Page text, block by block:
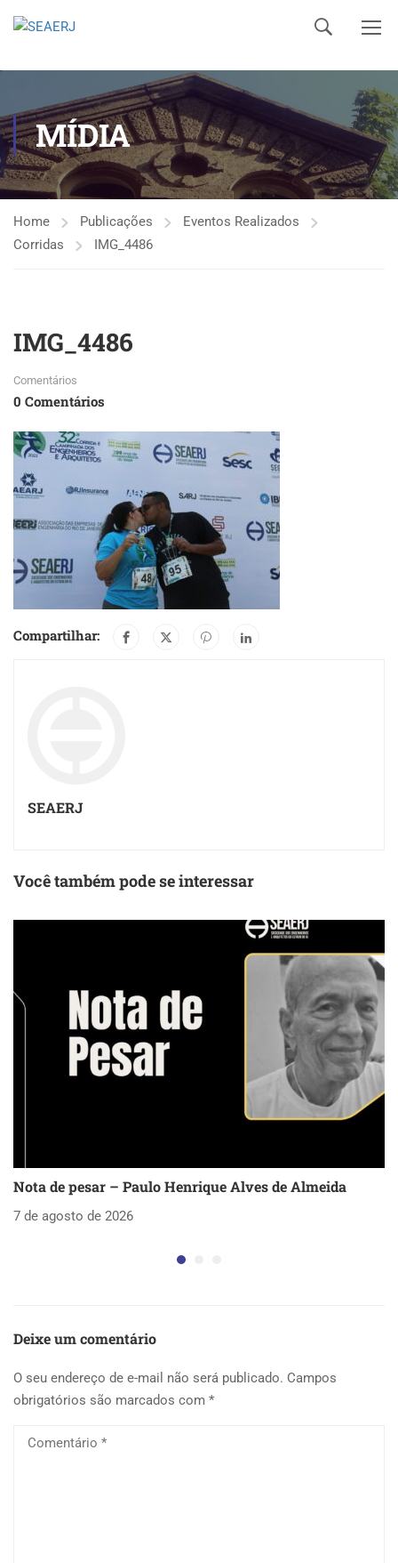
MÍDIA
Home Publicações
Eventos Realizados
Corridas
IMG_4486
IMG_4486
Comentários
0 Comentários
Compartilhar:
SEAERJ
Você também pode se interessar
Nota de pesar – Paulo Henrique Alves de Almeida
7 de agosto de 2026
Deixe um comentário
O seu endereço de e-mail não será publicado. Campos
obrigatórios são marcados com *